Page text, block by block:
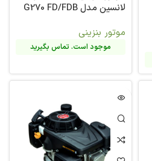
لانسین مدل G270 FD/FDB
موتور بنزینی
موجود است. تماس بگیرید